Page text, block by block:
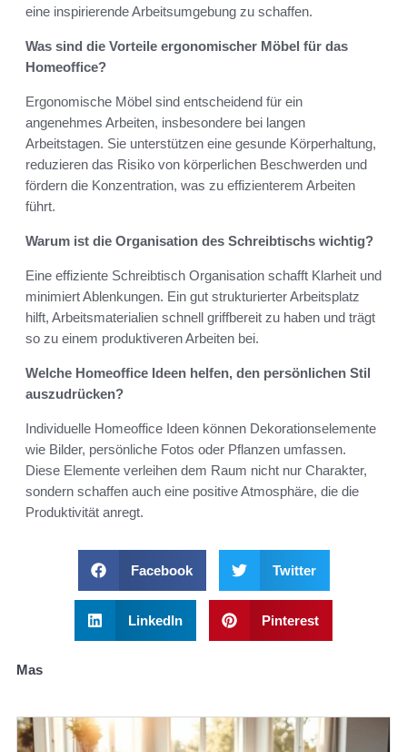
eine inspirierende Arbeitsumgebung zu schaffen.
Was sind die Vorteile ergonomischer Möbel für das
Homeoffice?
Ergonomische Möbel sind entscheidend für ein
angenehmes Arbeiten, insbesondere bei langen
Arbeitstagen. Sie unterstützen eine gesunde Körperhaltung,
reduzieren das Risiko von körperlichen Beschwerden und
fördern die Konzentration, was zu effizienterem Arbeiten
führt.
Warum ist die Organisation des Schreibtischs wichtig?
Eine effiziente Schreibtisch Organisation schafft Klarheit und
minimiert Ablenkungen. Ein gut strukturierter Arbeitsplatz
hilft, Arbeitsmaterialien schnell griffbereit zu haben und trägt
so zu einem produktiveren Arbeiten bei.
Welche Homeoffice Ideen helfen, den persönlichen Stil
auszudrücken?
Individuelle Homeoffice Ideen können Dekorationselemente
wie Bilder, persönliche Fotos oder Pflanzen umfassen.
Diese Elemente verleihen dem Raum nicht nur Charakter,
sondern schaffen auch eine positive Atmosphäre, die die
Produktivität anregt.
Facebook Twitter
LinkedIn Pinterest
Mas